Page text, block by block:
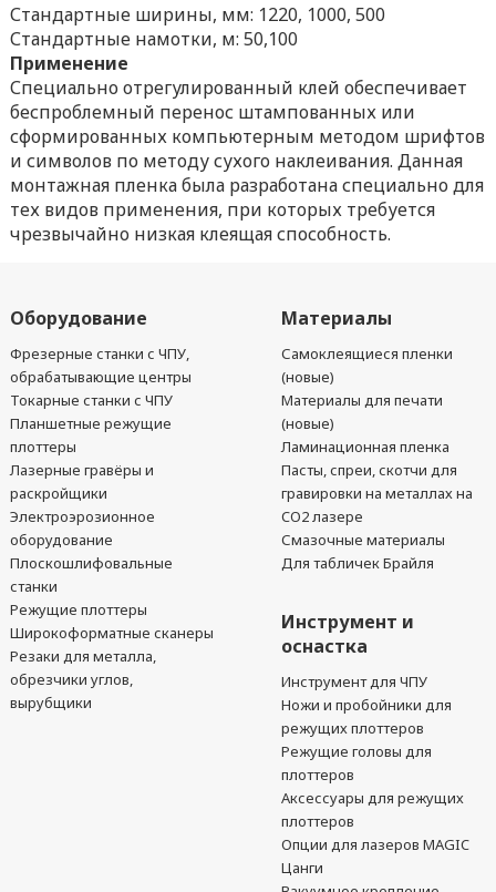
Стандартные ширины, мм: 1220, 1000, 500
Стандартные намотки, м: 50,100
Применение
Специально отрегулированный клей обеспечивает
беспроблемный перенос штампованных или
сформированных компьютерным методом шрифтов
и символов по методу сухого наклеивания. Данная
монтажная пленка была разработана специально для
тех видов применения, при которых требуется
чрезвычайно низкая клеящая способность.
Оборудование
Фрезерные станки с ЧПУ,
обрабатывающие центры
Токарные станки с ЧПУ
Планшетные режущие
плоттеры
Лазерные гравёры и
раскройщики
Электроэрозионное
оборудование
Плоскошлифовальные
станки
Режущие плоттеры
Широкоформатные сканеры
Резаки для металла,
обрезчики углов,
вырубщики
Материалы
Самоклеящиеся пленки
(новые)
Материалы для печати
(новые)
Ламинационная пленка
Пасты, спреи, скотчи для
гравировки на металлах на
CO2 лазере
Смазочные материалы
Для табличек Брайля
Инструмент и
оснастка
Инструмент для ЧПУ
Ножи и пробойники для
режущих плоттеров
Режущие головы для
плоттеров
Аксессуары для режущих
плоттеров
Опции для лазеров MAGIC
Цанги